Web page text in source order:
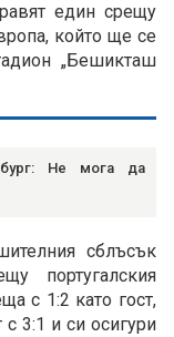
един срещу
който ще се
„Бешикташ
Не мога да
сблъсък
португалския
с 1:2 като гост,
3:1 и си осигури